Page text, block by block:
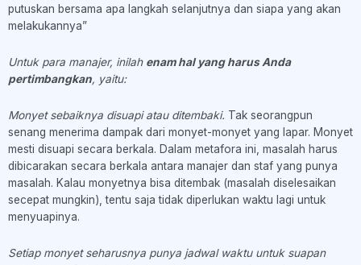
putuskan bersama apa langkah selanjutnya dan siapa yang akan
melakukannya”
Untuk para manajer, inilah enam hal yang harus Anda
pertimbangkan, yaitu:
Monyet sebaiknya disuapi atau ditembaki. Tak seorangpun
senang menerima dampak dari monyet-monyet yang lapar. Monyet
mesti disuapi secara berkala. Dalam metafora ini, masalah harus
dibicarakan secara berkala antara manajer dan staf yang punya
masalah. Kalau monyetnya bisa ditembak (masalah diselesaikan
secepat mungkin), tentu saja tidak diperlukan waktu lagi untuk
menyuapinya.
Setiap monyet seharusnya punya jadwal waktu untuk suapan